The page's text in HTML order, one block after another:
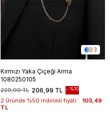
3
Kırmızı Yaka Çiçeği Arma
1080250105
206,99 TL
229,99 TL %10
2.Üründe %50 indirimli fiyatı:
103,49
TL